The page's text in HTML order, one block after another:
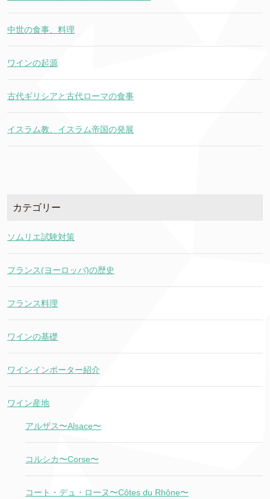
中世の食事、料理
ワインの起源
古代ギリシアと古代ローマの食事
イスラム教、イスラム帝国の発展
カテゴリー
ソムリエ試験対策
フランス(ヨーロッパ)の歴史
フランス料理
ワインの基礎
ワインインポーター紹介
ワイン産地
アルザス〜Alsace〜
コルシカ〜Corse〜
コート・デュ・ローヌ〜Côtes du Rhône〜